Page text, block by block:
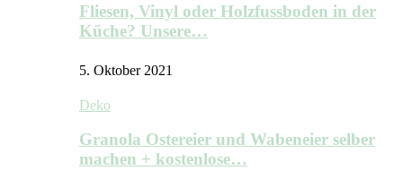
Fliesen, Vinyl oder Holzfussboden in der
Küche? Unsere…
5. Oktober 2021
Deko
Granola Ostereier und Wabeneier selber
machen + kostenlose…